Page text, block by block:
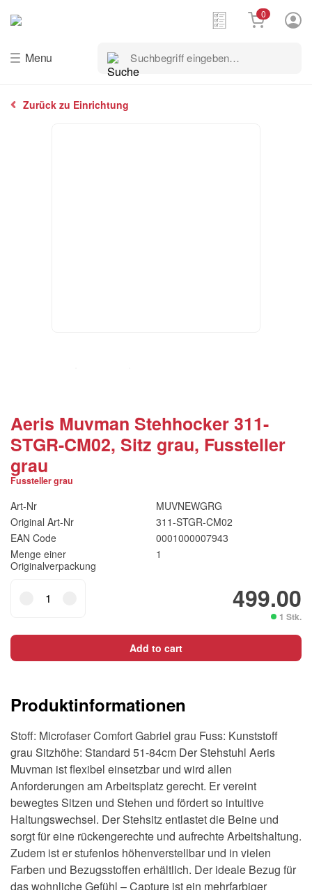
Menu
Suchbegriff
eingeben…
0
Zurück zu Einrichtung
Aeris Muvman Stehhocker 311-
STGR-CM02, Sitz grau, Fussteller
grau
Fussteller grau
Art-Nr
MUVNEWGRG
Original Art-Nr
311-STGR-CM02
EAN Code
0001000007943
Menge einer
Originalverpackung
1
499.00
1 Stk.
Muvman
311-
STGR-
grau,
grau
quantity
Add to cart
Produktinformationen
Stoff: Microfaser Comfort Gabriel grau Fuss: Kunststoff
grau Sitzhöhe: Standard 51-84cm Der Stehstuhl Aeris
Muvman ist flexibel einsetzbar und wird allen
Anforderungen am Arbeitsplatz gerecht. Er vereint
bewegtes Sitzen und Stehen und fördert so intuitive
Haltungswechsel. Der Stehsitz entlastet die Beine und
sorgt für eine rückengerechte und aufrechte Arbeitshaltung.
Zudem ist er stufenlos höhenverstellbar und in vielen
Farben und Bezugsstoffen erhältlich. Der ideale Bezug für
das wohnliche Gefühl – Capture ist ein mehrfarbiger